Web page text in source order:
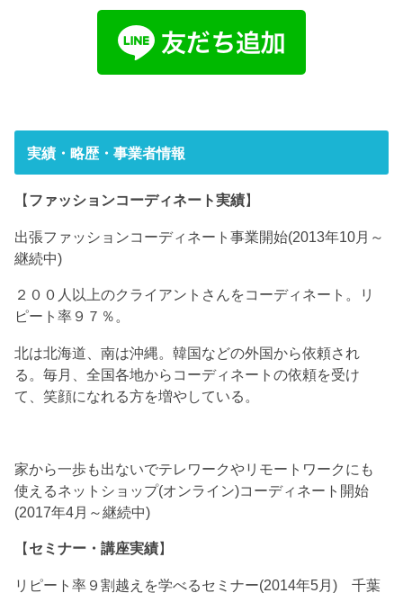
実績・略歴・事業者情報
【 ファッションコーディネート実績】
出張ファッションコーディネート事業開始(2013年10月～
継続中)
２００人以上のクライアントさんをコーディネート。リ
ピート率９７％。
北は北海道、南は沖縄。韓国などの外国から依頼され
る。毎月、全国各地からコーディネートの依頼を受け
て、笑顔になれる方を増やしている。
家から一歩も出ないでテレワークやリモートワークにも
使えるネットショップ(オンライン)コーディネート開始
(2017年4月～継続中)
【セミナー・講座実績】
リピート率９割越えを学べるセミナー(2014年5月) 千葉